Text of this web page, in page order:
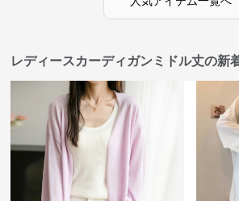
レディースカーディガンミドル丈の新